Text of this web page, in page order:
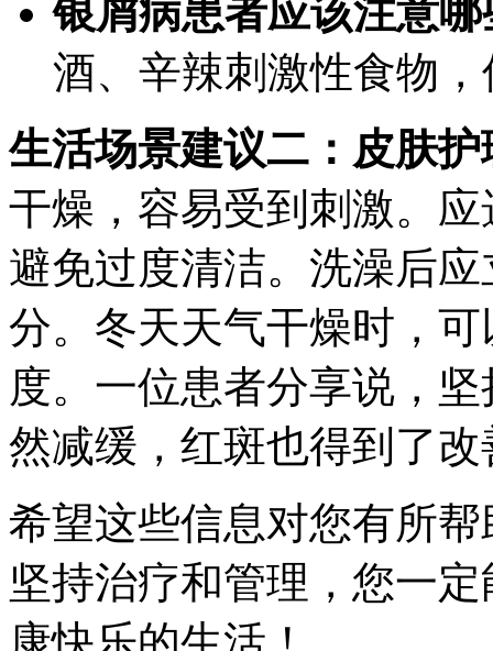
银屑病患者应该注意
酒、辛辣刺激性食物
生活场景建议二：皮肤护
干燥，容易受到刺激。
避免过度清洁。洗澡后
分。冬天天气干燥时，
度。一位患者分享说，
然减缓，红斑也得到了改
希望这些信息对您有所
坚持治疗和管理，您一
康快乐的生活！